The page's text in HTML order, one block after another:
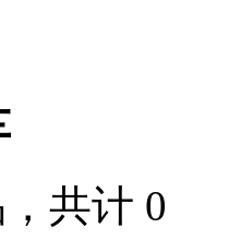
共计 0